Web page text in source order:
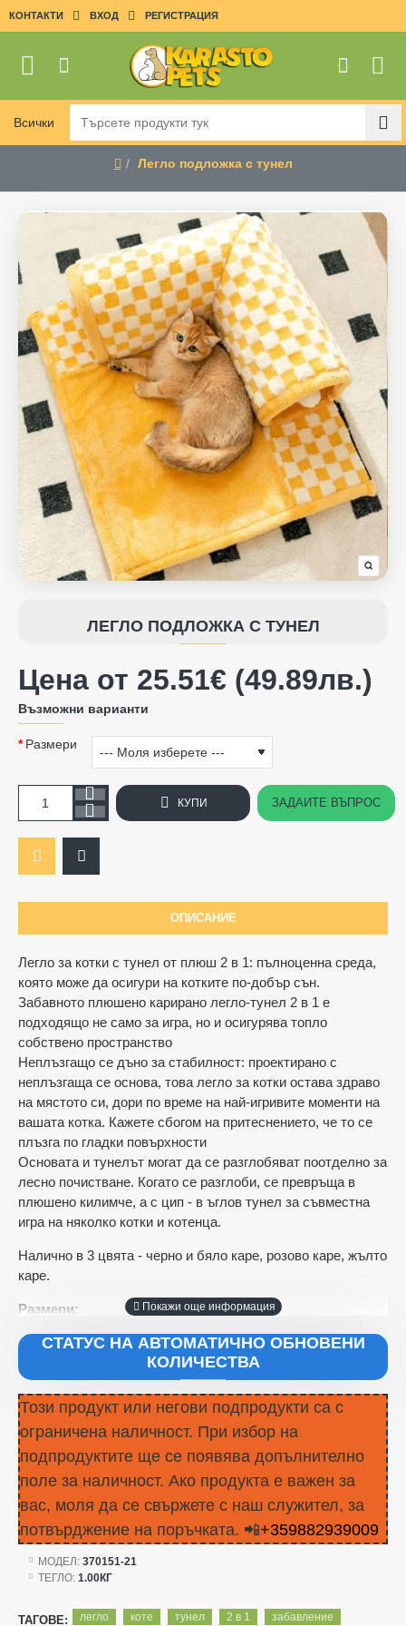
КОНТАКТИ ВХОД РЕГИСТРАЦИЯ
Всички
Търсете
продукти
Легло подложка с тунел
Ограничена наличност
ЛЕГЛО ПОДЛОЖКА С ТУНЕЛ
ОПИСАНИЕ
Легло за котки с тунел от плюш 2 в 1: пълноценна среда,
която може да осигури на котките по-добър сън.
Забавното плюшено карирано легло-тунел 2 в 1 е
подходящо не само за игра, но и осигурява топло
собствено пространство
Неплъзгащо се дъно за стабилност: проектирано с
неплъзгаща се основа, това легло за котки остава здраво
на мястото си, дори по време на най-игривите моменти на
вашата котка. Кажете сбогом на притеснението, че то се
плъзга по гладки повърхности
Основата и тунелът могат да се разглобяват поотделно за
лесно почистване. Когато се разглоби, се превръща в
плюшено килимче, а с цип - в ъглов тунел за съвместна
игра на няколко котки и котенца.
Налично в 3 цвята - черно и бяло каре, розово каре, жълто
каре.
Размери:
1 - 66х60 см.
2 - 72х65 см.
СТАТУС НА АВТОМАТИЧНО ОБНОВЕНИ
КОЛИЧЕСТВА
Този продукт или негови подпродукти са с
ограничена наличност. При избор на
подпродуктите ще се появява допълнително
поле за наличност. Ако продукта е важен за
вас, моля да се свържете с наш служител, за
потвърджение на поръчката. 📲+359882939009
МОДЕЛ: 370151-21
ТЕГЛО: 1.00КГ
Цена от 25.51€ (49.89лв.)
Възможни варианти
Размери
КУПИ ЗАДАЙТЕ ВЪПРОС
ТАГОВЕ: легло коте тунел 2 в 1
забавление